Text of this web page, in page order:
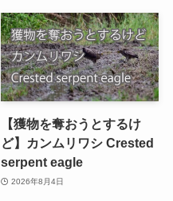
【獲物を奪おうとするけ
ど】カンムリワシ Crested
serpent eagle
2026年8月4日